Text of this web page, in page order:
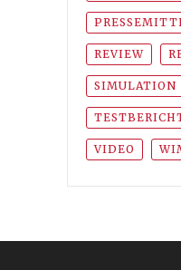
REVIEW
SIMULATION
VIDEO